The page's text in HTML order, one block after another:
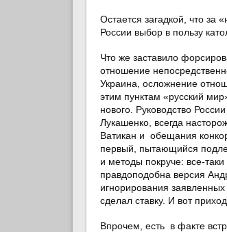
Остается загадкой, что
России выбор в пользу
Что же заставило
отношение
Украина, осложнение
этим пунктам «русский
нового. Руководство
Лукашенко, всегда
Ватикан и обещания
первый, пытающийся
и методы покруче: все-
правдоподобна версия
игнорирования
сделал ставку. И вот
Впрочем, есть в факте